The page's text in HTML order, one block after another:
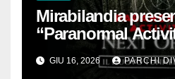
Mirabilandia
“Paranormal
Kin”, la nuova
dell’estate 2026
GIU 16, 2026 PARCHI